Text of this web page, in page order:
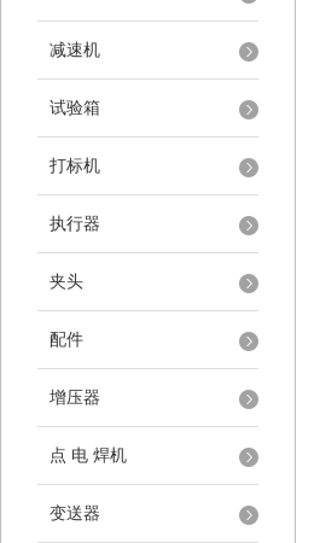
减速机
试验箱
打标机
执行器
夹头
配件
增压器
点 电 焊机
变送器